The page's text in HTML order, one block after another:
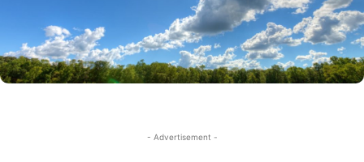
- Advertisement -